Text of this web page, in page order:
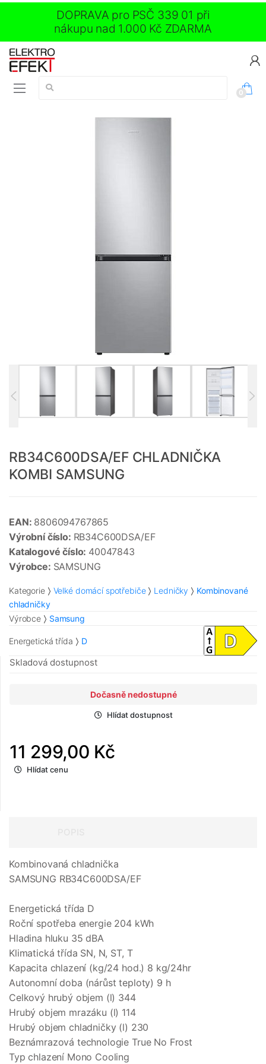
DOPRAVA pro PSČ 339 01 při
nákupu nad 1.000 Kč ZDARMA
Vyhledávání:
0
RB34C600DSA/EF CHLADNIČKA
KOMBI SAMSUNG
EAN: 8806094767865
Výrobní číslo: RB34C600DSA/EF
Katalogové číslo: 40047843
Výrobce: SAMSUNG
Kategorie Velké domácí spotřebiče Ledničky
Kombinované
chladničky
Výrobce
Samsung
Energetická třída D
Skladová dostupnost
Dočasně nedostupné
Hlídat dostupnost
11 299,00 Kč
Hlídat cenu
Kombinovaná chladnička
SAMSUNG RB34C600DSA/EF
Energetická třída D
Roční spotřeba energie 204 kWh
Hladina hluku 35 dBA
Klimatická třída SN, N, ST, T
Kapacita chlazení (kg/24 hod.) 8 kg/24hr
Autonomní doba (nárůst teploty) 9 h
Celkový hrubý objem (l) 344
Hrubý objem mrazáku (l) 114
Hrubý objem chladničky (l) 230
Beznámrazová technologie True No Frost
Typ chlazení Mono Cooling